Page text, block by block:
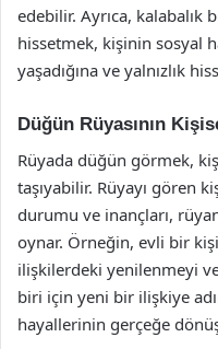
edebilir. Ayrıca, kalabalık
hissetmek, kişinin sosyal
yaşadığına ve yalnızlık
Düğün Rüyasının
Rüyada düğün görmek,
taşıyabilir. Rüyayı gören
durumu ve inançları,
oynar. Örneğin, evli bir
ilişkilerdeki yenilenmeyi
biri için yeni bir ilişkiye
hayallerinin gerçeğe